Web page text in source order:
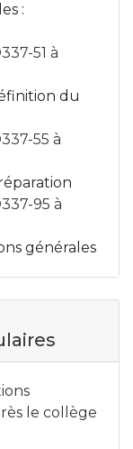
:
51 à
du
55 à
95 à
générales
le collège